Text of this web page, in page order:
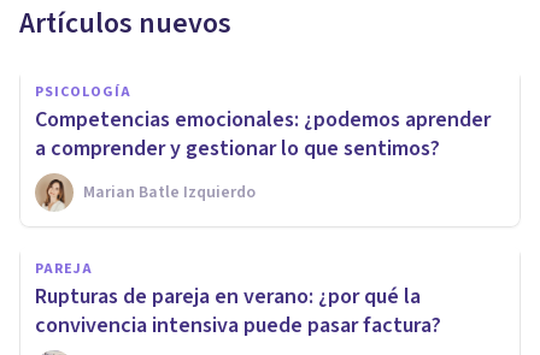
Artículos nuevos
PSICOLOGÍA
Competencias emocionales: ¿podemos aprender
a comprender y gestionar lo que sentimos?
Marian Batle Izquierdo
PAREJA
Rupturas de pareja en verano: ¿por qué la
convivencia intensiva puede pasar factura?